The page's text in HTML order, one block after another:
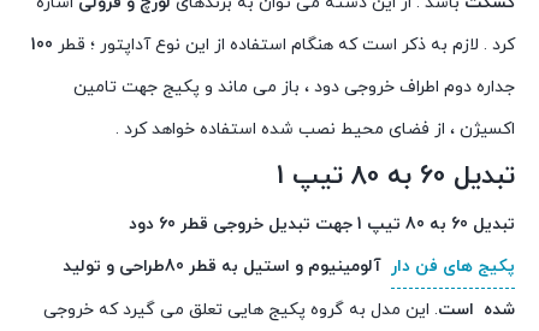
کرد . لازم به ذکر است که هنگام استفاده از این نوع آداپتور ؛ قطر 100
جداره دوم اطراف خروجی دود ، باز می ماند و پکیج جهت تامین
اکسیژن ، از فضای محیط نصب شده استفاده خواهد کرد .
تبدیل 60 به 80 تیپ 1
تبدیل 60 به 80 تیپ 1 جهت تبدیل خروجی قطر 60 دود
پکیج های فن دار
آلومینیوم و استیل به قطر 80طراحی و تولید
شده است. این مدل به گروه پکیج هایی تعلق می گیرد که خروجی